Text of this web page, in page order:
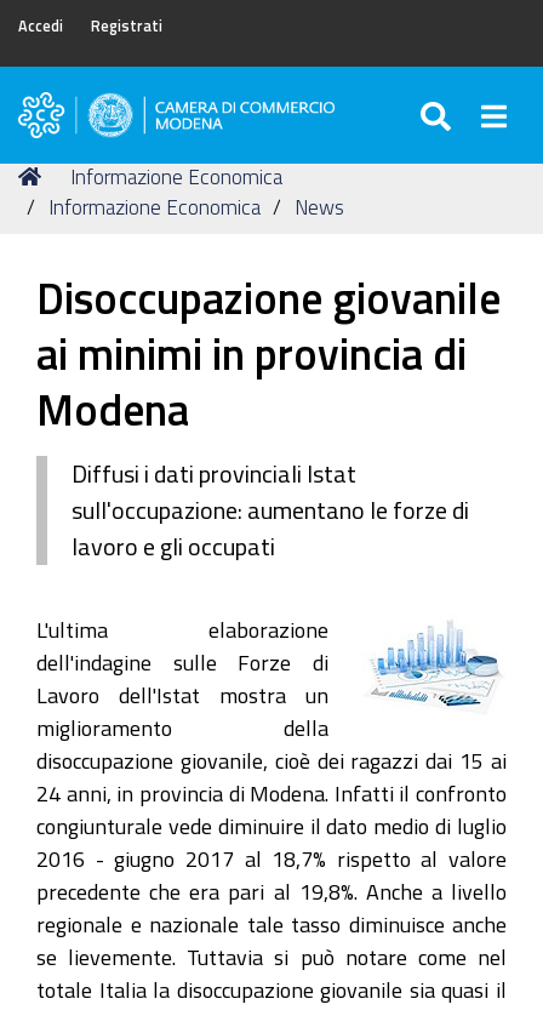
Accedi Registrati
Camera
Commercio
di
Tu
sei
Home
Informazione Economica
Informazione Economica
News
Disoccupazione giovanile
ai minimi in provincia di
Modena
Diffusi i dati provinciali Istat
sull'occupazione: aumentano le forze di
lavoro e gli occupati
L'ultima elaborazione
dell'indagine sulle Forze di
Lavoro dell'Istat mostra un
miglioramento della
disoccupazione giovanile, cioè dei ragazzi dai 15 ai
24 anni, in provincia di Modena. Infatti il confronto
congiunturale vede diminuire il dato medio di luglio
2016 - giugno 2017 al 18,7% rispetto al valore
precedente che era pari al 19,8%. Anche a livello
regionale e nazionale tale tasso diminuisce anche
se lievemente. Tuttavia si può notare come nel
totale Italia la disoccupazione giovanile sia quasi il